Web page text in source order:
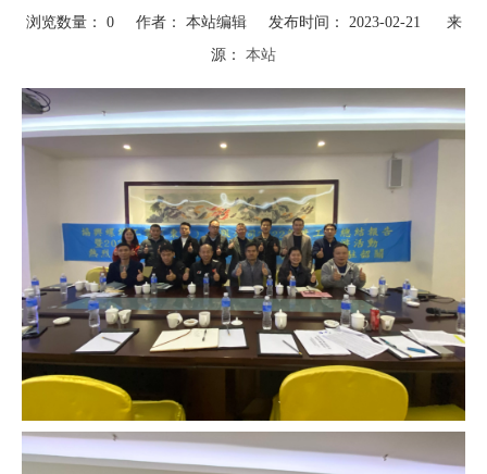
浏览数量： 0作者： 本站编辑 发布时间： 2023-02-21 来
源： 本站
["facebook","twitter","line","wechat","linkedin","pinterest","whatsapp"]